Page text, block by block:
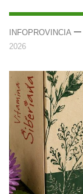
INFOPROVINCIA —
2026